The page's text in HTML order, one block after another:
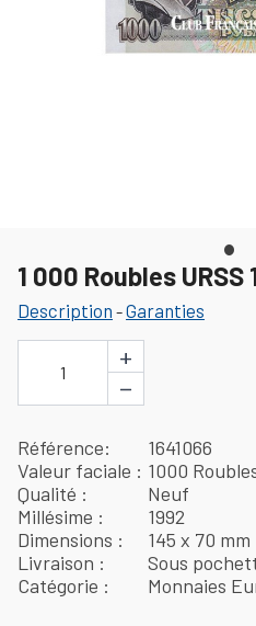
1 000 Roubles URSS
Description -Garanties
1
+
−
Référence
1641066
Valeur faciale
1000
Qualité
Neuf
Millésime
1992
Dimensions
145 x 70 mm
Livraison
Sous
Catégorie
Monnaies